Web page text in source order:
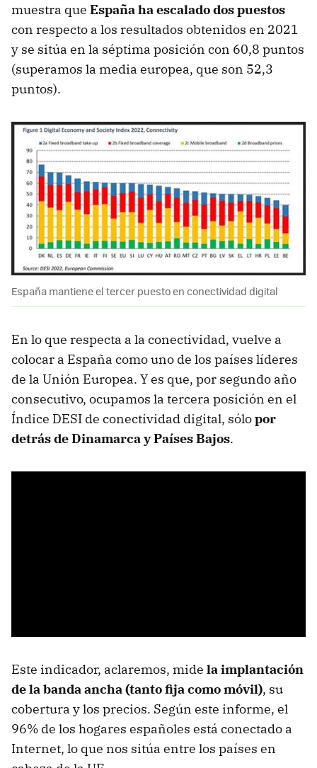
muestra que España ha escalado dos puestos
con respecto a los resultados obtenidos en 2021
y se sitúa en la séptima posición con 60,8 puntos
(superamos la media europea, que son 52,3
puntos).
España mantiene el tercer puesto en conectividad digital
En lo que respecta a la conectividad, vuelve a
colocar a España como uno de los países líderes
de la Unión Europea. Y es que, por segundo año
consecutivo, ocupamos la tercera posición en el
Índice DESI de conectividad digital, sólopor
detrás de Dinamarca y Países Bajos.
Este indicador, aclaremos, mide la implantación
de la banda ancha (tanto fija como móvil), su
cobertura y los precios. Según este informe, el
96% de los hogares españoles está conectado a
Internet, lo que nos sitúa entre los países en